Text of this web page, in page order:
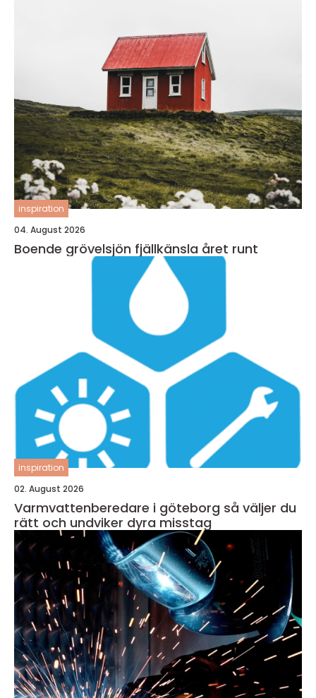
inspiration
04. August 2026
Boende grövelsjön fjällkänsla året runt
inspiration
02. August 2026
Varmvattenberedare i göteborg så väljer du
rätt och undviker dyra misstag